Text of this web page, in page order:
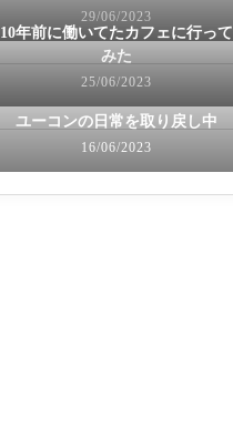
29/06/2023
10年前に働いてたカフェに行って
みた
25/06/2023
ユーコンの日常を取り戻し中
16/06/2023